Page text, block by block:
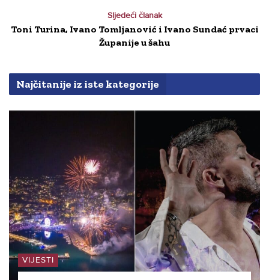
Sljedeći članak
Toni Turina, Ivano Tomljanović i Ivano Sundać prvaci
Županije u šahu
Najčitanije iz iste kategorije
VIJESTI